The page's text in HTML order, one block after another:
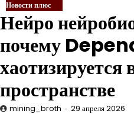
Новости плюс
Нейро
почему
пространстве
mining_broth 29 апреля 2026